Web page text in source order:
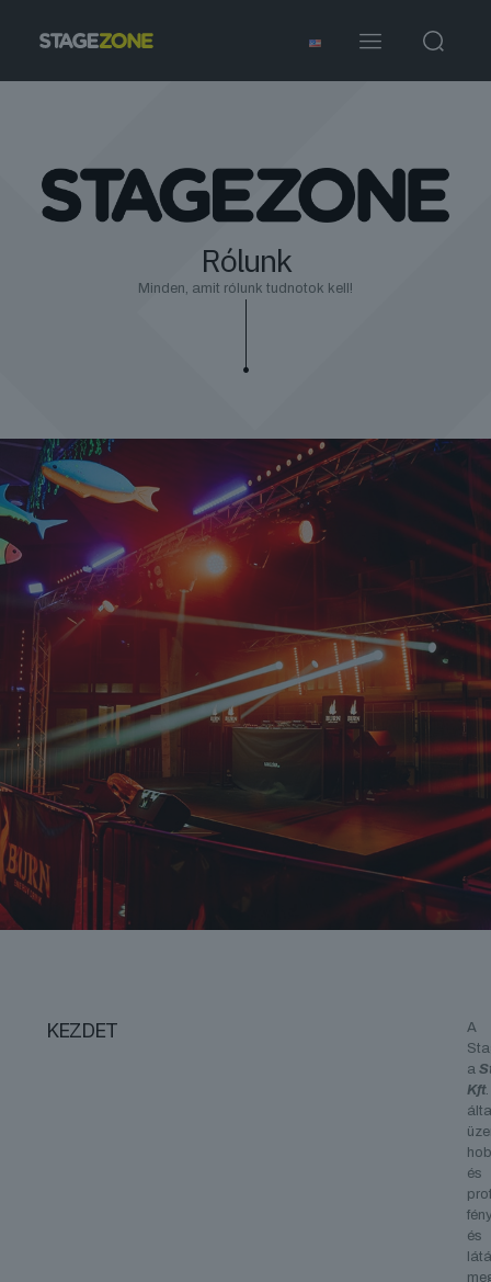
Rólunk
Minden, amit rólunk tudnotok kell!
KEZDET
A
a
Kft.
és
és